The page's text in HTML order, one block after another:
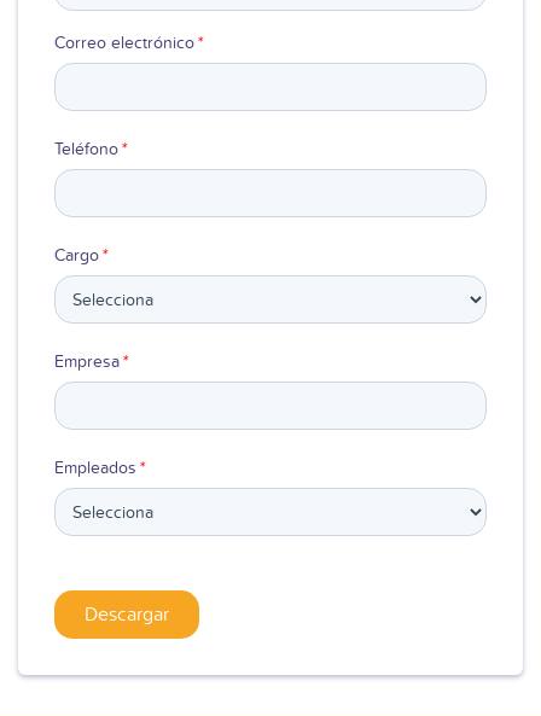
Correo electrónico*
Teléfono*
Cargo*
Empresa*
Empleados *